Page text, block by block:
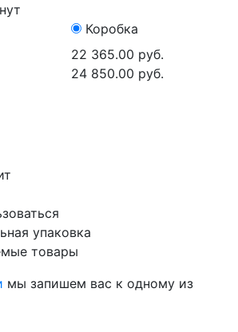
Коробка
22 365.00 руб.
24 850.00 руб.
упаковка
товары
мы запишем вас к одному из